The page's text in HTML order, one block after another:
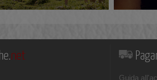
net
Guida